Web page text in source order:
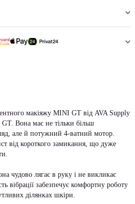
макіяжу MINI GT від AVA Supply
GT. Вона має не тільки більш
але й потужний 4-ватний мотор.
від короткого замикання, що дуже
чудово лягає в руку і не викликає
вібрації забезпечує комфортну роботу
ділянках шкіри.